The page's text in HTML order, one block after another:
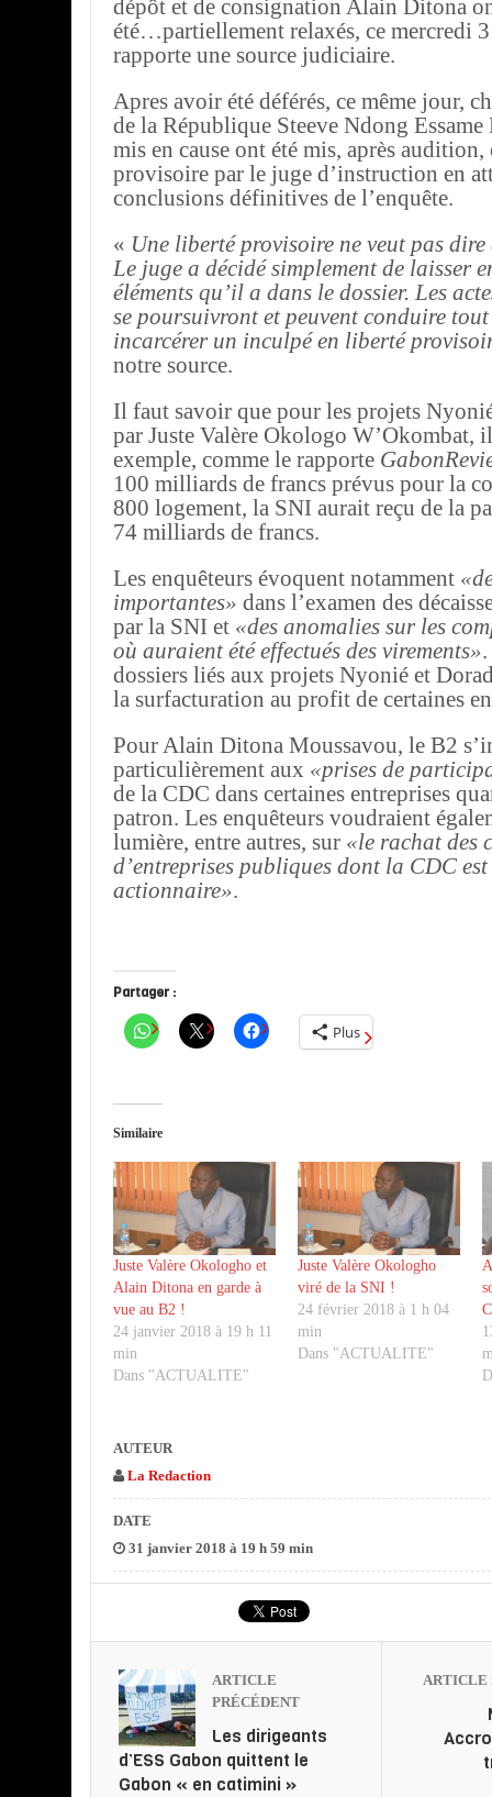
dépôt et de consignation Alain Ditona
été…partiellement relaxés, ce mercredi
rapporte une source judiciaire.
Apres avoir été déférés, ce même jour,
de la République Steeve Ndong
mis en cause ont été mis, après
provisoire par le juge d’instruction en
conclusions définitives de l’enquête.
« Une liberté provisoire ne veut pas dire
Le juge a décidé simplement de laisser
éléments qu’il a dans le dossier. Les
se poursuivront et peuvent conduire
incarcérer un inculpé en liberté
notre source.
Il faut savoir que pour les projets
par Juste Valère Okologo W’Okombat,
exemple, comme le rapporte
100 milliards de francs prévus pour la
800 logement, la SNI aurait reçu de la
74 milliards de francs.
Les enquêteurs évoquent notamment
importantes» dans l’examen des
par la SNI et «des anomalies sur les
où auraient été effectués des virements»
dossiers liés aux projets Nyonié et
la surfacturation au profit de certaines
Pour Alain Ditona Moussavou, le B2
particulièrement aux «prises de
de la CDC dans certaines entreprises
patron. Les enquêteurs voudraient
lumière, entre autres, sur «le rachat des
d’entreprises publiques dont la CDC
actionnaire».
Partager :
Plus
Similaire
Juste Valère Okologho et
Alain Ditona en garde à
vue au B2 !
24 janvier 2018 à 19 h 11
min
Dans "ACTUALITE"
Juste Valère Okologho
viré de la SNI !
24 février 2018 à 1 h 04
min
Dans "ACTUALITE"
AUTEUR
La Redaction
DATE
31 janvier 2018 à 19 h 59 min
ARTICLE
PRÉCÉDENT
Les dirigeants
d’ESS Gabon quittent le
Gabon « en catimini »
ARTICLE